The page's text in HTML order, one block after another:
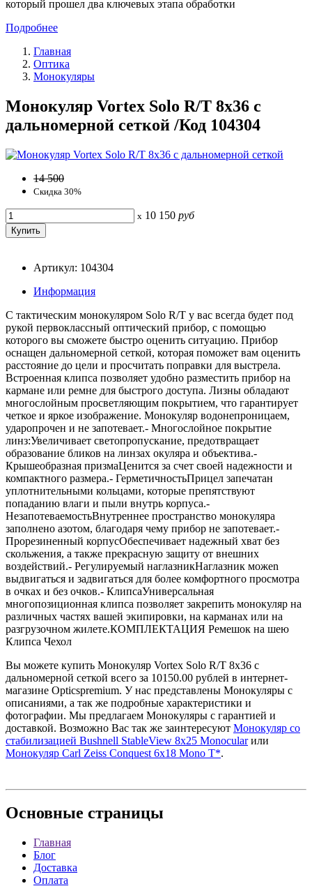
который прошел два ключевых этапа обработки
Подробнее
Главная
Оптика
Монокуляры
Монокуляр Vortex Solo R/T 8x36 с
дальномерной сеткой /Код 104304
14 500
Скидка 30%
x 10 150 руб
Артикул: 104304
Информация
С тактическим монокуляром Solo R/T у вас всегда будет под
рукой первоклассный оптический прибор, с помощью
которого вы сможете быстро оценить ситуацию. Прибор
оснащен дальномерной сеткой, которая поможет вам оценить
расстояние до цели и просчитать поправки для выстрела.
Встроенная клипса позволяет удобно разместить прибор на
кармане или ремне для быстрого доступа. Лизны обладают
многослойным просветляющим покрытием, что гарантирует
четкое и яркое изображение. Монокуляр водонепроницаем,
ударопрочен и не запотевает.- Многослойное покрытие
линз:Увеличивает светопропускание, предотвращает
образование бликов на линзах окуляра и объектива.-
Крышеобразная призмаЦенится за счет своей надежности и
компактного размера.- ГерметичностьПрицел запечатан
уплотнительными кольцами, которые препятствуют
попаданию влаги и пыли внутрь корпуса.-
НезапотеваемостьВнутреннее пространство монокуляра
заполнено азотом, благодаря чему прибор не запотевает.-
Прорезиненный корпусОбеспечивает надежный хват без
скольжения, а также прекрасную защиту от внешних
воздействий.- Регулируемый наглазникНаглазник можеn
выдвигаться и задвигаться для более комфортного просмотра
в очках и без очков.- КлипсаУниверсальная
многопозиционная клипса позволяет закрепить монокуляр на
различных частях вашей экипировки, на карманах или на
разгрузочном жилете.КОМПЛЕКТАЦИЯ Ремешок на шею
Клипса Чехол
Вы можете купить Монокуляр Vortex Solo R/T 8x36 с
дальномерной сеткой всего за 10150.00 рублей в интернет-
магазине Opticspremium. У нас представлены Монокуляры с
описаниями, а так же подробные характеристики и
фотографии. Мы предлагаем Монокуляры с гарантией и
доставкой. Возможно Вас так же заинтересуют Монокуляр со
стабилизацией Bushnell StableView 8x25 Monocularили
Монокуляр Carl Zeiss Conquest 6x18 Mono T*.
Основные страницы
Главная
Блог
Доставка
Оплата